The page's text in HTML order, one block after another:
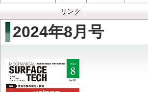
リンク
2024年8月号